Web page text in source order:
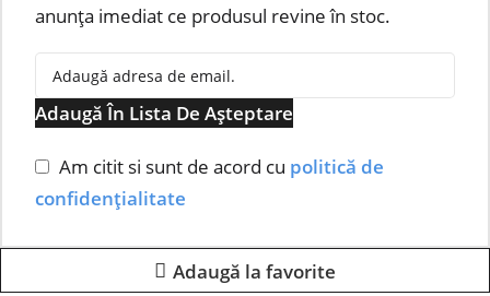
anunța imediat ce produsul revine în stoc.
Adaugă În Lista De Așteptare
Am citit si sunt de acord cu politică de
confidențialitate
Adaugă la favorite